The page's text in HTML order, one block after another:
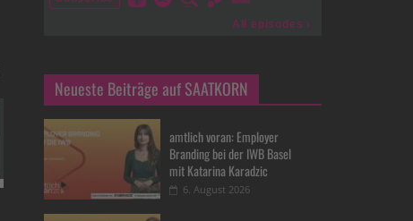
Neueste Beiträge auf SAATKORN
amtlich voran: Employer
Branding bei der IWB Basel
mit Katarina Karadzic
6. August 2026